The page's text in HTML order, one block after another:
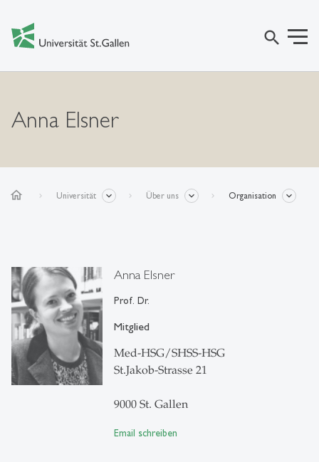
search
Anna Elsner
home Universität Über uns Organisation
Anna Elsner
Prof. Dr.
Mitglied
Med-HSG/SHSS-HSG
St.Jakob-Strasse 21
9000 St. Gallen
Email schreiben